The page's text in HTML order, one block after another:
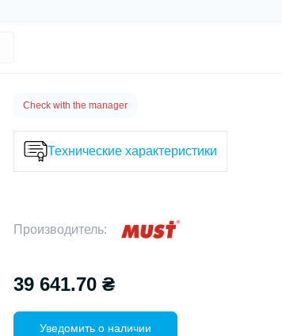
Check with the manager
Технические характеристики
Производитель:
39 641.70 ₴
Уведомить о наличии